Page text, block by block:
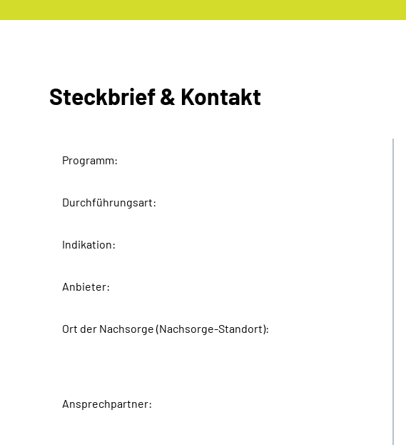
Steckbrief & Kontakt
Programm:
Durchführungsart:
Indikation:
Anbieter:
Ort der Nachsorge (Nachsorge-Standort):
Ansprechpartner: